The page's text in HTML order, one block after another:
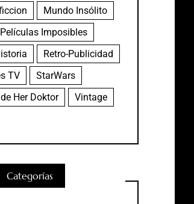
Mundo Insólito
Películas Imposibles
Retro-Publicidad
TV
StarWars
Her Doktor
Vintage
Categorías